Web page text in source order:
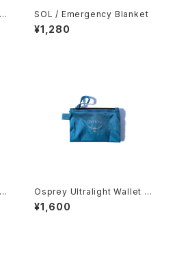
SOL / Emergency Blanket
¥1,280
f
Osprey Ultralight Wallet -
Waterfront Blue-
¥1,600